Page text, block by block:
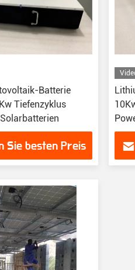
Batterie
Tiefenzyklus
Sie besten Preis